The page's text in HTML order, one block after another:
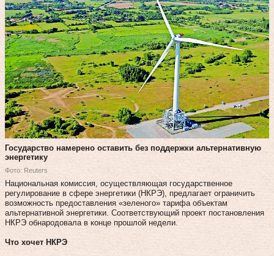
Государство намерено оставить без поддержки альтернативную
энергетику
Фото: Reuters
Национальная комиссия, осуществляющая государственное
регулирование в сфере энергетики (НКРЭ), предлагает ограничить
возможность предоставления «зеленого» тарифа объектам
альтернативной энергетики. Соответствующий проект постановления
НКРЭ обнародовала в конце прошлой недели.
Что хочет НКРЭ